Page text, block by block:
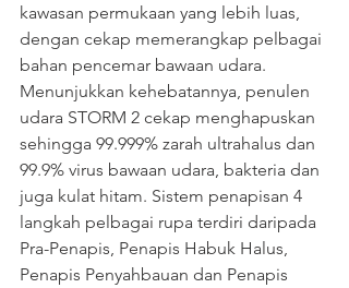
kawasan permukaan yang lebih luas,
dengan cekap memerangkap pelbagai
bahan pencemar bawaan udara.
Menunjukkan kehebatannya, penulen
udara STORM 2 cekap menghapuskan
sehingga 99.999% zarah ultrahalus dan
99.9% virus bawaan udara, bakteria dan
juga kulat hitam. Sistem penapisan 4
langkah pelbagai rupa terdiri daripada
Pra-Penapis, Penapis Habuk Halus,
Penapis Penyahbauan dan Penapis